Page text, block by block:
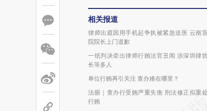
相关报道
律师出庭因用手机起争执被紧急送医 云南
院院长上门道歉
一纸判决牵出律师行贿法官丑闻 涉深圳律
长等多人
单位行贿再引关注 查办难在哪里？
法眼｜查办行受贿严重失衡 刑法修正拟重
行贿